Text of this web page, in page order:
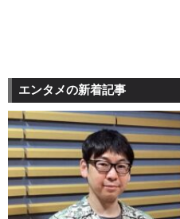
エンタメの新着記事